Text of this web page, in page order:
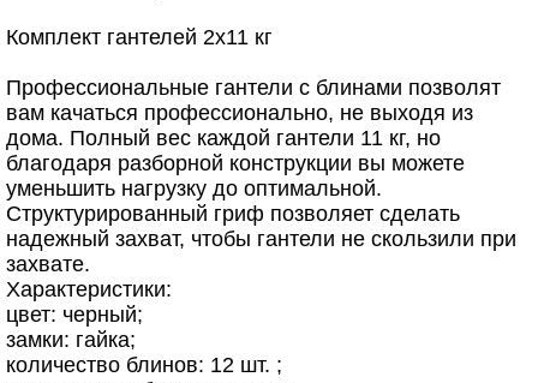
Комплект гантелей 2х11 кг
Профессиональные гантели с блинами позволят
вам качаться профессионально, не выходя из
дома. Полный вес каждой гантели 11 кг, но
благодаря разборной конструкции вы можете
уменьшить нагрузку до оптимальной.
Структурированный гриф позволяет сделать
надежный захват, чтобы гантели не скользили при
захвате.
Характеристики:
цвет: черный;
замки: гайка;
количество блинов: 12 шт. ;